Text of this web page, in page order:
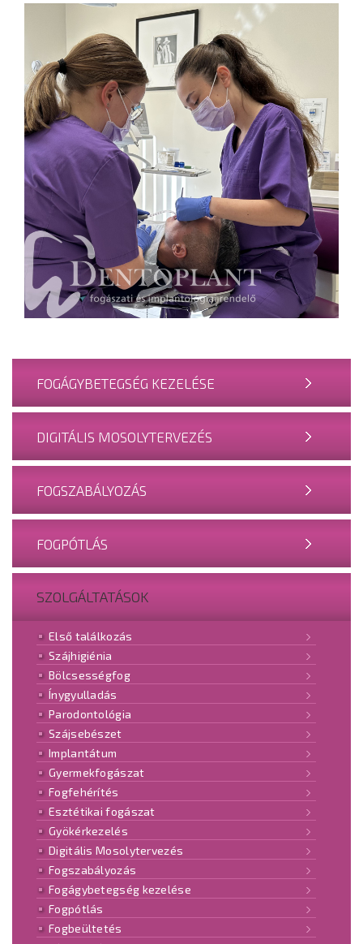
FOGÁGYBETEGSÉG KEZELÉSE
DIGITÁLIS MOSOLYTERVEZÉS
FOGSZABÁLYOZÁS
FOGPÓTLÁS
SZOLGÁLTATÁSOK
Első találkozás
Szájhigiénia
Bölcsességfog
Ínygyulladás
Parodontológia
Szájsebészet
Implantátum
Gyermekfogászat
Fogfehérítés
Esztétikai fogászat
Gyökérkezelés
Digitális Mosolytervezés
Fogszabályozás
Fogágybetegség kezelése
Fogpótlás
Fogbeültetés